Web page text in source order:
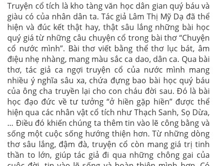
Truyện cổ tích là kho tàng văn học dân gian quý báu và
giàu có của nhân dân ta. Tác giả Lâm Thị Mỹ Dạ đã thể
hiện và đúc kết thật hay, thật sâu lắng những bài học
quý giá từ những câu chuyện cổ trong bài thơ “Chuyện
cổ nước mình”. Bài thơ viết bằng thể thơ lục bát, âm
điệu nhẹ nhàng, mang màu sắc ca dao, dân ca. Qua bài
thơ, tác giả ca ngợi truyện cổ của nước mình mang
nhiều ý nghĩa sâu xa, chứa đựng bao bài học quý báu
của ông cha truyền lại cho con cháu đời sau. Đó là bài
học đạo đức về tư tưởng “ở hiền gặp hiền” được thể
hiện qua các nhân vật cổ tích như Thạch Sanh, Sọ Dừa,
… Điều đó khiến chúng ta thêm tin vào lẽ công bằng và
sống một cuộc sống hướng thiện hơn. Từ những dòng
thơ sâu lắng, đậm đà, truyện cổ còn mang giá trị tinh
thần to lớn, giúp tác giả đi qua những chông gai của